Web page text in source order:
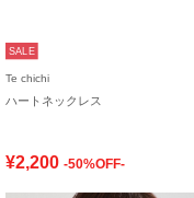
SALE
Te chichi
ハートネックレス
¥2,200 -50%OFF-